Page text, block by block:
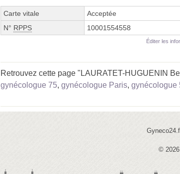
Carte vitale
Acceptée
N° RPPS 10001554558
Éditer les
Retrouvez cette page "LAURATET-HUGUENIN
gynécologue 75, gynécologue Paris, gynécologue
© 2026